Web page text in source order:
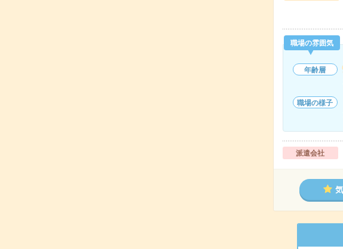
職場の雰囲気
年齢層
職場の様子
派遣会社